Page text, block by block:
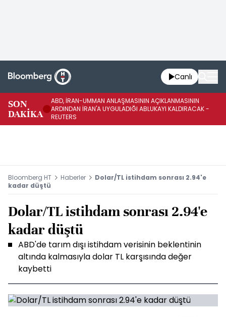
Canlı
SON
DAKİKA
ABD, İRAN-UMMAN ANLAŞMASININ AÇIKLANMASININ
ARDINDAN İRAN'A UYGULADIĞI ABLUKAYI KALDIRACAK -
REUTERS
Bloomberg HT Haberler
Dolar/TL istihdam sonrası 2.94'e
kadar düştü
Dolar/TL istihdam sonrası 2.94'e
kadar düştü
ABD'de tarım dışı istihdam verisinin beklentinin
altında kalmasıyla dolar TL karşısında değer
kaybetti